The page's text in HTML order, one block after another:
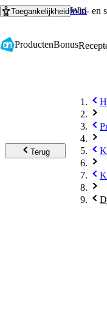
Ga naar hoofdinhoud
Ga naar zoeken
ToegankelijkheidWin- en
ProductenBonus
Terug